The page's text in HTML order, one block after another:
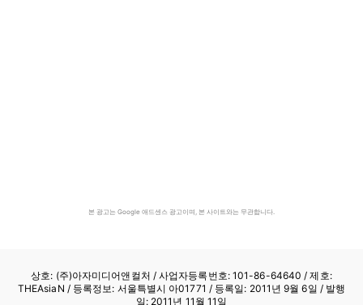
본 광고는 Google 애드센스 광고이며, 본 사이트와는 무관합니다.
상호: (주)아자미디어앤컬처 /사업자등록번호: 101-86-64640 / 제호:
THEAsiaN / 등록정보: 서울특별시 아01771 / 등록일: 2011년 9월 6일 / 발행
일: 2011년 11월 11일